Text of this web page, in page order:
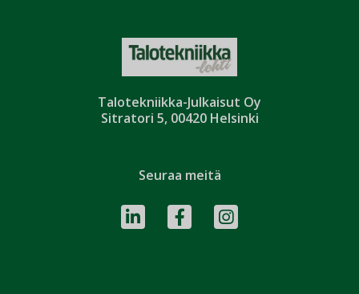
Talotekniikka-Julkaisut Oy
Sitratori 5, 00420 Helsinki
Seuraa meitä